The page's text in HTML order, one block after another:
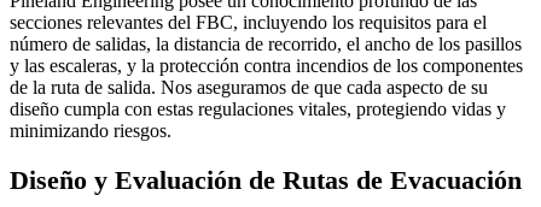
secciones relevantes del FBC, incluyendo los requisitos para el
número de salidas, la distancia de recorrido, el ancho de los pasillos
y las escaleras, y la protección contra incendios de los componentes
de la ruta de salida. Nos aseguramos de que cada aspecto de su
diseño cumpla con estas regulaciones vitales, protegiendo vidas y
minimizando riesgos.
Diseño y Evaluación de Rutas de Evacuación